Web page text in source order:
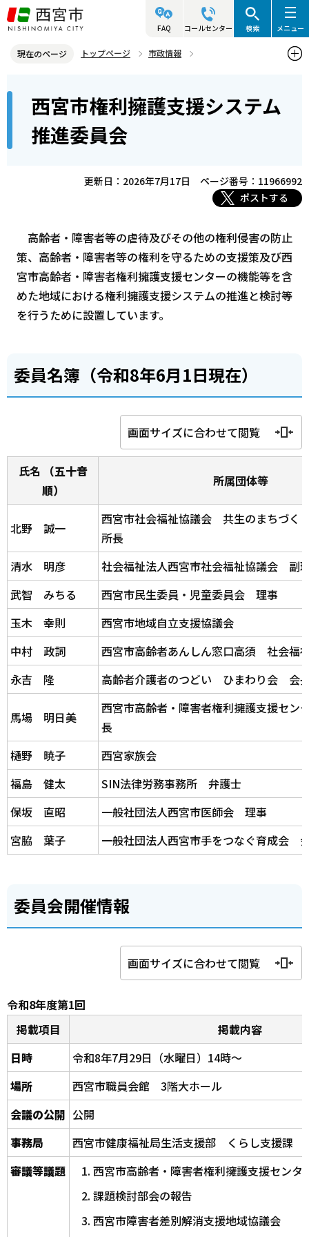
こ
の
ジ
頭
FAQ コールセンター 検索 メニュー
現在のページ トップページ
市政情報
西宮市権利擁護支援システム推進委員会
西宮市権利擁護支援システム
推進委員会
更新日：2026年7月17日
ページ番号：11966992
ポストする
高齢者・障害者等の虐待及びその他の権利侵害の防止
策、高齢者・障害者等の権利を守るための支援策及び西
宮市高齢者・障害者権利擁護支援センターの機能等を含
めた地域における権利擁護支援システムの推進と検討等
を行うために設置しています。
委員名簿（令和8年6月1日現在）
画面サイズに合わせて閲覧
氏名
（五十音
順）
所属団体等
北野 誠一
西宮市社会福祉協議会 共生のまちづ
所長
清水 明彦
社会福祉法人西宮市社会福祉協議会 副
武智 みちる
西宮市民生委員・児童委員会 理事
玉木 幸則
西宮市地域自立支援協議会
中村 政詞
西宮市高齢者あんしん窓口高須 社会福
永吉 隆
高齢者介護者のつどい ひまわり会 会
馬場 明日美
西宮市高齢者・障害者権利擁護支援セ
長
樋野 暁子
西宮家族会
福島 健太
SIN法律労務事務所 弁護士
保坂 直昭
一般社団法人西宮市医師会 理事
宮脇 葉子
一般社団法人西宮市手をつなぐ育成会
委員会開催情報
画面サイズに合わせて閲覧
令和8年度第1回
掲載項目
掲載内容
日時
令和8年7月29日（水曜日）14時～
場所
西宮市職員会館 3階大ホール
会議の公開 公開
事務局
西宮市健康福祉局生活支援部 くらし支援課
審議等議題
西宮市高齢者・障害者権利擁護支援センタ
課題検討部会の報告
西宮市障害者差別解消支援地域協議会